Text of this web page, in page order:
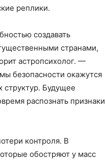
реплики.
создавать
странами,
астропсихолог. —
безопасности окажутся
структур. Будущее
распознать признаки
контроля. В
обостряют у масс